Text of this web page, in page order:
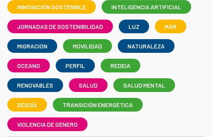
INNOVACIÓN SOSTENIBLE INTELIGENCIA ARTIFICIAL
JORNADAS DE SOSTENIBILIDAD LUZ MAR
MIGRACIÓN MOVILIDAD NATURALEZA
OCEANO PERFIL REDEIA
RENOVABLES SALUD SALUD MENTAL
SEQUÍA TRANSICIÓN ENERGÉTICA
VIOLENCIA DE GÉNERO